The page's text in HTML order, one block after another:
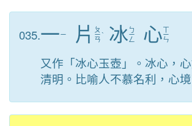
035.一ㄧ 片 ㄆ
ㄧ
ㄢ
ˋ 冰 ㄅ
ㄧ
ㄥ 心ㄒ
ㄧ
ㄣ
又作「冰心玉壺」。冰心，
清明。比喻人不慕名利，心境